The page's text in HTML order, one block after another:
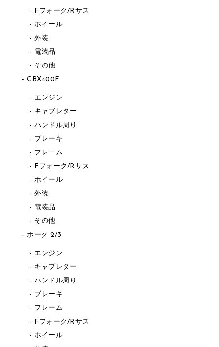
Fフォーク/Rサス
ホイール
外装
電装品
その他
CBX400F
エンジン
キャブレター
ハンドル周り
ブレーキ
フレーム
Fフォーク/Rサス
ホイール
外装
電装品
その他
ホーク 2/3
エンジン
キャブレター
ハンドル周り
ブレーキ
フレーム
Fフォーク/Rサス
ホイール